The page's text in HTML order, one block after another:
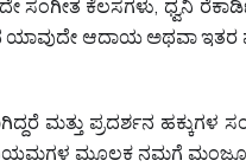
ಕೆಲಸಗಳು, ಧ್ವನಿ
ಆದಾಯ ಅಥವಾ ಇತರ
ಮತ್ತು ಪ್ರದರ್ಶನ
ಮೂಲಕ ನಮಗೆ